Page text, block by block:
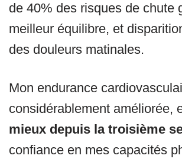
de 40% des risques de chute
meilleur équilibre, et
des douleurs matinales.
Mon endurance
considérablement améliorée,
mieux depuis la troisième
confiance en mes capacités